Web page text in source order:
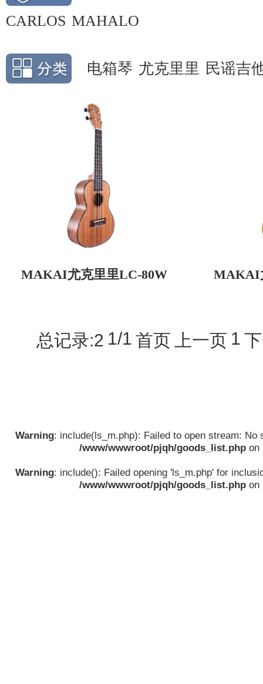
CARLOS MAHALO
电箱琴 尤克里里 民谣吉
MAKAI尤克里里LC-80W MAKAI
总记录:2 1/1 首页 上一页 1
Warning: include(ls_m.php): Failed to open stream: No
/www/wwwroot/pjqh/goods_list.php on
Warning: include(): Failed opening 'ls_m.php' for
/www/wwwroot/pjqh/goods_list.php on